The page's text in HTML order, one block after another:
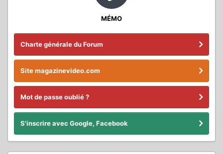
MÉMO
Charte générale du Forum
Site magazinevideo.com
Mot de passe oublié ?
S'inscrire avec Google, Facebook